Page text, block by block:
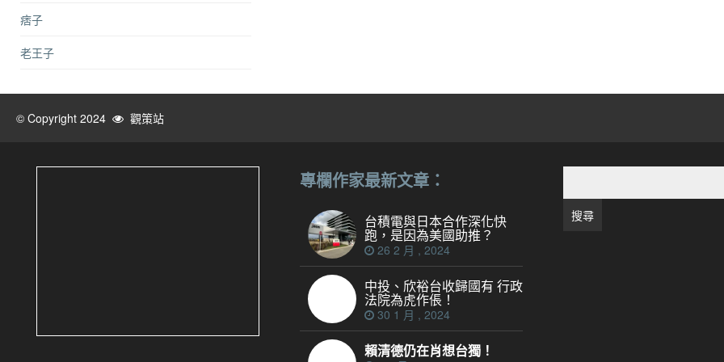
痞子
老王子
© Copyright 2024 觀策站
專欄作家最新文章：
台積電與日本合作深化快
跑，是因為美國助推？
26 2 月 , 2024
中投、欣裕台收歸國有 行政
法院為虎作倀！
30 1 月 , 2024
賴清德仍在肖想台獨！
關
鍵